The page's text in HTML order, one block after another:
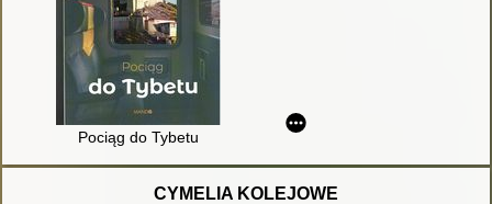
Pociąg do Tybetu
CYMELIA KOLEJOWE